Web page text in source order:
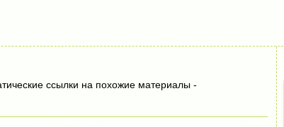
ссылки на похожие материалы -